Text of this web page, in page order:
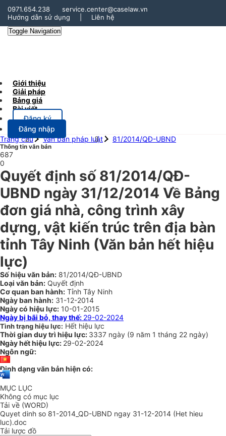
0971.654.238
service.center@caselaw.vn
Hướng dẫn sử dụng
Liên hệ
Toggle Navigation
Giới thiệu
Giải pháp
Bảng giá
Bài viết
Đăng ký
Đăng nhập
Trang chủ
Văn bản pháp luật 81/2014/QĐ-UBND
Thông tin văn bản
687
0
Quyết định số 81/2014/QĐ-
UBND ngày 31/12/2014 Về Bảng
đơn giá nhà, công trình xây
dựng, vật kiến trúc trên địa bàn
tỉnh Tây Ninh (Văn bản hết hiệu
lực)
Số hiệu văn bản: 81/2014/QĐ-UBND
Loại văn bản: Quyết định
Cơ quan ban hành: Tỉnh Tây Ninh
Ngày ban hành: 31-12-2014
Ngày có hiệu lực: 10-01-2015
Ngày bị bãi bỏ, thay thế: 29-02-2024
Tình trạng hiệu lực: Hết hiệu lực
Thời gian duy trì hiệu lực: 3337 ngày (9 năm 1 tháng 22 ngày)
Ngày hết hiệu lực: 29-02-2024
Ngôn ngữ:
Định dạng văn bản hiện có:
MỤC LỤC
Không có mục lục
Tải về (WORD)
Quyet dinh so 81-2014_QD-UBND ngay 31-12-2014 (Het hieu
luc).doc
Tải lược đồ